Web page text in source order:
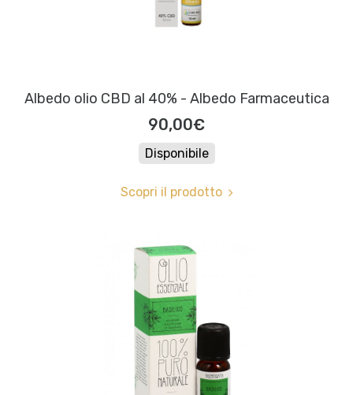
Albedo olio CBD al 40% - Albedo Farmaceutica
90,00€
Disponibile
Scopri il prodotto